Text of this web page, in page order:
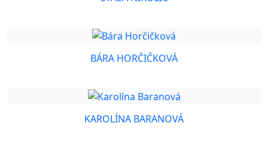
BÁRA HORČIČKOVÁ
KAROLÍNA BARANOVÁ